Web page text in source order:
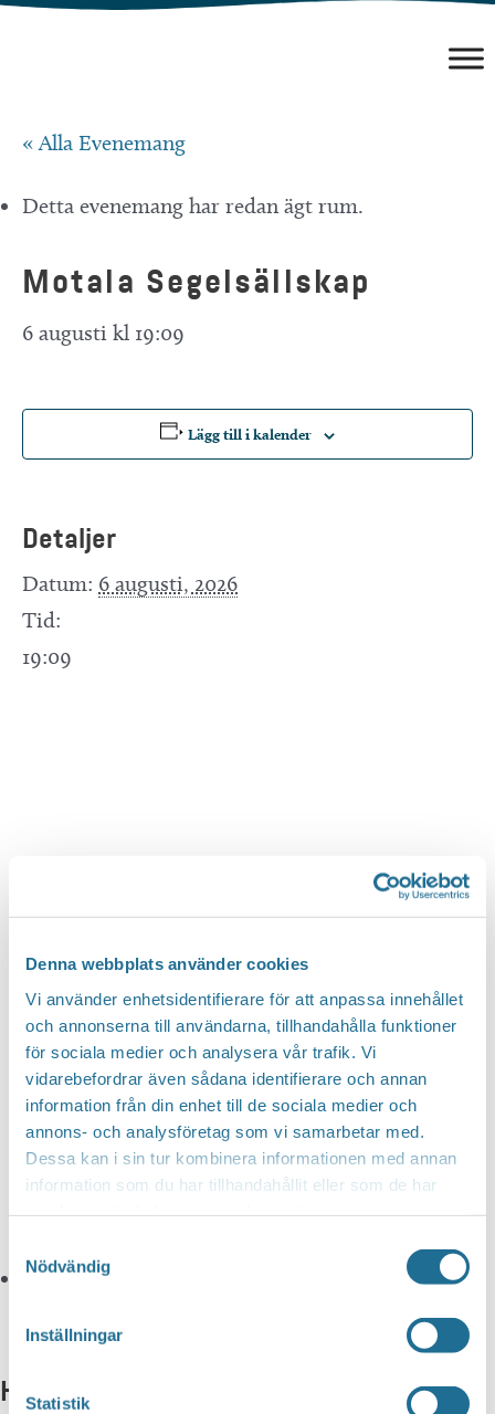
Denna webbplats använder cookies
Vi använder enhetsidentifierare för att anpassa innehållet
och annonserna till användarna, tillhandahålla funktioner
för sociala medier och analysera vår trafik. Vi
vidarebefordrar även sådana identifierare och annan
information från din enhet till de sociala medier och
annons- och analysföretag som vi samarbetar med.
Dessa kan i sin tur kombinera informationen med annan
information som du har tillhandahållit eller som de har
Nödvändig
Inställningar
Statistik
Hoppa
« Alla Evenemang
Detta evenemang har redan ägt rum.
Motala Segelsällskap
6 augusti kl 19:09
Lägg till i kalender
Detaljer
Datum: 6 augusti, 2026
Tid:
19:09
Plats
Motala Segelsällskap
Bisopsvägen 41
Motala 591 73 Sweden + Google Map
Telefon
070 5694839
Visa Plats-webbplats
Hittar du inte vad du söker?